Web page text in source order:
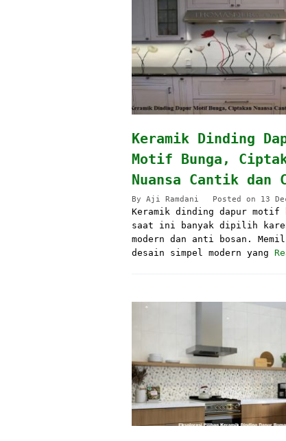
Keramik Dinding
Motif Bunga,
Nuansa Cantik dan
By Aji Ramdani Posted on 13
Keramik dinding dapur motif
saat ini banyak dipilih
modern dan anti bosan.
desain simpel modern yang